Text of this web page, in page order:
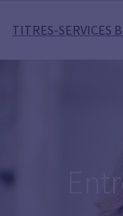
TITRES-SERVICES